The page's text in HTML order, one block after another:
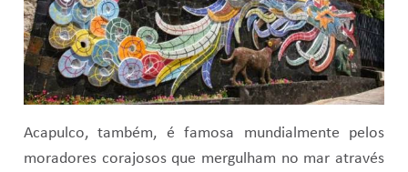
Acapulco, também, é famosa mundialmente pelos
moradores corajosos que mergulham no mar através